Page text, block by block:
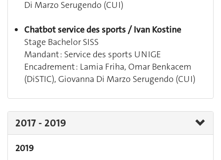
Di Marzo Serugendo (CUI)
Chatbot service des sports / Ivan Kostine
Stage Bachelor SISS
Mandant : Service des sports UNIGE
Encadrement : Lamia Friha, Omar Benkacem
(DiSTIC), Giovanna Di Marzo Serugendo (CUI)
2017 - 2019
2019